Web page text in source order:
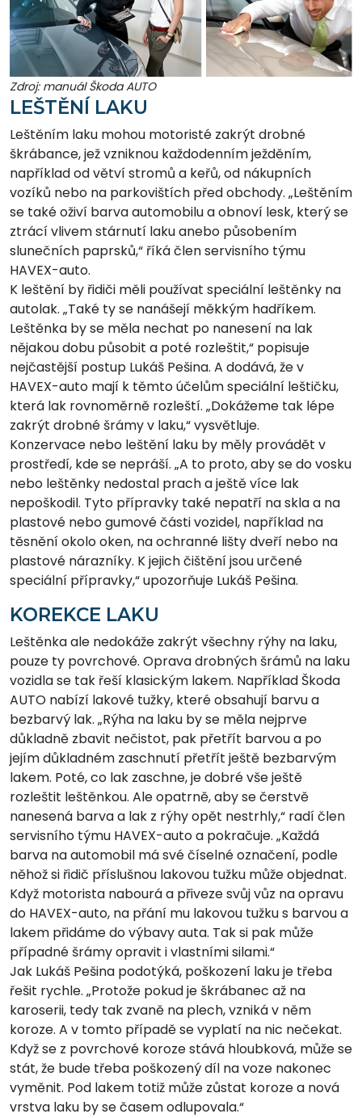
Zdroj: manuál Škoda AUTO
LEŠTĚNÍ LAKU
Leštěním laku mohou motoristé zakrýt drobné
škrábance, jež vzniknou každodenním ježděním,
například od větví stromů a keřů, od nákupních
vozíků nebo na parkovištích před obchody. „Leštěním
se také oživí barva automobilu a obnoví lesk, který se
ztrácí vlivem stárnutí laku anebo působením
slunečních paprsků,“ říká člen servisního týmu
HAVEX-auto.
K leštění by řidiči měli používat speciální leštěnky na
autolak. „Také ty se nanášejí měkkým hadříkem.
Leštěnka by se měla nechat po nanesení na lak
nějakou dobu působit a poté rozleštit,“ popisuje
nejčastější postup Lukáš Pešina. A dodává, že v
HAVEX-auto mají k těmto účelům speciální leštičku,
která lak rovnoměrně rozleští. „Dokážeme tak lépe
zakrýt drobné šrámy v laku,“ vysvětluje.
Konzervace nebo leštění laku by měly provádět v
prostředí, kde se nepráší. „A to proto, aby se do vosku
nebo leštěnky nedostal prach a ještě více lak
nepoškodil. Tyto přípravky také nepatří na skla a na
plastové nebo gumové části vozidel, například na
těsnění okolo oken, na ochranné lišty dveří nebo na
plastové nárazníky. K jejich čištění jsou určené
speciální přípravky,“ upozorňuje Lukáš Pešina.
KOREKCE LAKU
Leštěnka ale nedokáže zakrýt všechny rýhy na laku,
pouze ty povrchové. Oprava drobných šrámů na laku
vozidla se tak řeší klasickým lakem. Například Škoda
AUTO nabízí lakové tužky, které obsahují barvu a
bezbarvý lak. „Rýha na laku by se měla nejprve
důkladně zbavit nečistot, pak přetřít barvou a po
jejím důkladném zaschnutí přetřít ještě bezbarvým
lakem. Poté, co lak zaschne, je dobré vše ještě
rozleštit leštěnkou. Ale opatrně, aby se čerstvě
nanesená barva a lak z rýhy opět nestrhly,“ radí člen
servisního týmu HAVEX-auto a pokračuje. „Každá
barva na automobil má své číselné označení, podle
něhož si řidič příslušnou lakovou tužku může objednat.
Když motorista nabourá a přiveze svůj vůz na opravu
do HAVEX-auto, na přání mu lakovou tužku s barvou a
lakem přidáme do výbavy auta. Tak si pak může
případné šrámy opravit i vlastními silami.“
Jak Lukáš Pešina podotýká, poškození laku je třeba
řešit rychle. „Protože pokud je škrábanec až na
karoserii, tedy tak zvaně na plech, vzniká v něm
koroze. A v tomto případě se vyplatí na nic nečekat.
Když se z povrchové koroze stává hloubková, může se
stát, že bude třeba poškozený díl na voze nakonec
vyměnit. Pod lakem totiž může zůstat koroze a nová
vrstva laku by se časem odlupovala.“